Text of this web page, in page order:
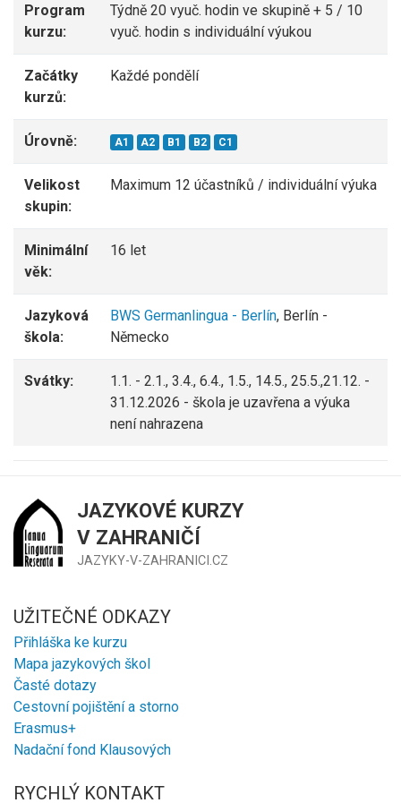
Program
kurzu:
Týdně 20 vyuč. hodin ve skupině + 5 / 10
vyuč. hodin s individuální výukou
Začátky
kurzů:
Každé pondělí
Úrovně: A1 A2 B1 B2 C1
Velikost
skupin:
Maximum 12 účastníků / individuální výuka
Minimální
věk:
16 let
Jazyková
škola:
BWS Germanlingua - Berlín, Berlín -
Německo
Svátky:
1.1. - 2.1., 3.4., 6.4., 1.5., 14.5., 25.5.,21.12. -
31.12.2026 - škola je uzavřena a výuka
není nahrazena
JAZYKOVÉ KURZY
V ZAHRANIČÍ
JAZYKY-V-ZAHRANICI.CZ
UŽITEČNÉ ODKAZY
Přihláška ke kurzu
Mapa jazykových škol
Časté dotazy
Cestovní pojištění a storno
Erasmus+
Nadační fond Klausových
RYCHLÝ KONTAKT